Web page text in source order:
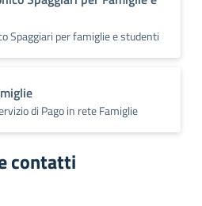
Spaggiari per famiglie e studenti
di Pago in rete Famiglie
contatti